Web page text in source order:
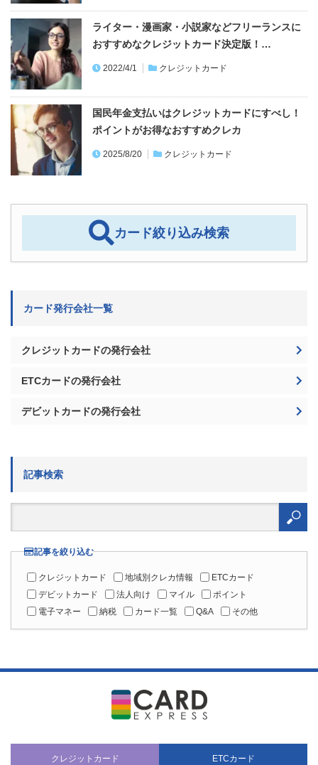
ライター・漫画家・小説家などフリーランスに
おすすめなクレジットカード決定版！…
2022/4/1 クレジットカード
国民年金支払いはクレジットカードにすべし！
ポイントがお得なおすすめクレカ
2025/8/20 クレジットカード
カード絞り込み検索
カード発行会社一覧
クレジットカードの発行会社
ETCカードの発行会社
デビットカードの発行会社
記事検索
検
記事を絞り込む
クレジットカード 地域別クレカ情報
ETCカード
デビットカード
法人向け マイル
ポイント
電子マネー
納税 カード一覧 Q&A その他
クレジットカード ETCカード